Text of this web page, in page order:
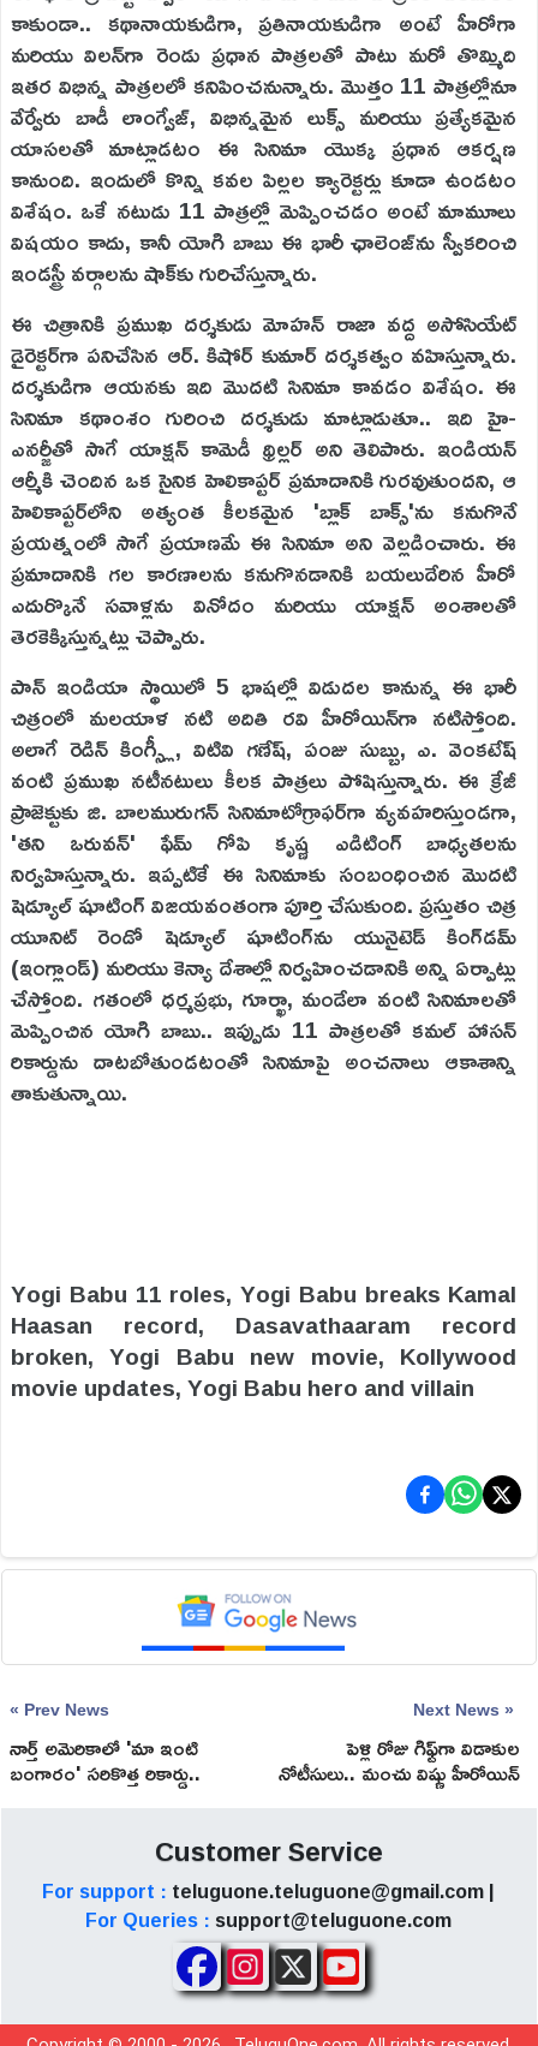
కాకుండా.. కథానాయకుడిగా, ప్రతినాయకుడిగా అంటే హీరోగా
మరియు విలన్‌గా రెండు ప్రధాన పాత్రలతో పాటు మరో తొమ్మిది
ఇతర విభిన్న పాత్రలలో కనిపించనున్నారు. మొత్తం 11 పాత్రల్లోనూ
వేర్వేరు బాడీ లాంగ్వేజ్, విభిన్నమైన లుక్స్ మరియు ప్రత్యేకమైన
యాసలతో మాట్లాడటం ఈ సినిమా యొక్క ప్రధాన ఆకర్షణ
కానుంది. ఇందులో కొన్ని కవల పిల్లల క్యారెక్టర్లు కూడా ఉండటం
విశేషం. ఒకే నటుడు 11 పాత్రల్లో మెప్పించడం అంటే మామూలు
విషయం కాదు, కానీ యోగి బాబు ఈ భారీ ఛాలెంజ్‌ను స్వీకరించి
ఇండస్ట్రీ వర్గాలను షాక్‌కు గురిచేస్తున్నారు.
ఈ చిత్రానికి ప్రముఖ దర్శకుడు మోహన్ రాజా వద్ద అసోసియేట్
డైరెక్టర్‌గా పనిచేసిన ఆర్. కిషోర్ కుమార్ దర్శకత్వం వహిస్తున్నారు.
దర్శకుడిగా ఆయనకు ఇది మొదటి సినిమా కావడం విశేషం. ఈ
సినిమా కథాంశం గురించి దర్శకుడు మాట్లాడుతూ.. ఇది హై-
ఎనర్జీతో సాగే యాక్షన్ కామెడీ థ్రిల్లర్ అని తెలిపారు. ఇండియన్
ఆర్మీకి చెందిన ఒక సైనిక హెలికాప్టర్ ప్రమాదానికి గురవుతుందని, ఆ
హెలికాప్టర్‌లోని అత్యంత కీలకమైన 'బ్లాక్ బాక్స్'ను కనుగొనే
ప్రయత్నంలో సాగే ప్రయాణమే ఈ సినిమా అని వెల్లడించారు. ఈ
ప్రమాదానికి గల కారణాలను కనుగొనడానికి బయలుదేరిన హీరో
ఎదుర్కొనే సవాళ్లను వినోదం మరియు యాక్షన్ అంశాలతో
తెరకెక్కిస్తున్నట్లు చెప్పారు.
పాన్ ఇండియా స్థాయిలో 5 భాషల్లో విడుదల కానున్న ఈ భారీ
చిత్రంలో మలయాళ నటి అదితి రవి హీరోయిన్‌గా నటిస్తోంది.
అలాగే రెడిన్ కింగ్స్లీ, విటివి గణేష్, పంజు సుబ్బు, ఎ. వెంకటేష్
వంటి ప్రముఖ నటీనటులు కీలక పాత్రలు పోషిస్తున్నారు. ఈ క్రేజీ
ప్రాజెక్టుకు జి. బాలమురుగన్ సినిమాటోగ్రాఫర్‌గా వ్యవహరిస్తుండగా,
'తని ఒరువన్' ఫేమ్ గోపి కృష్ణ ఎడిటింగ్ బాధ్యతలను
నిర్వహిస్తున్నారు. ఇప్పటికే ఈ సినిమాకు సంబంధించిన మొదటి
షెడ్యూల్ షూటింగ్ విజయవంతంగా పూర్తి చేసుకుంది. ప్రస్తుతం చిత్ర
యూనిట్ రెండో షెడ్యూల్ షూటింగ్‌ను యునైటెడ్ కింగ్‌డమ్
(ఇంగ్లాండ్) మరియు కెన్యా దేశాల్లో నిర్వహించడానికి అన్ని ఏర్పాట్లు
చేస్తోంది. గతంలో ధర్మప్రభు, గూర్ఖా, మండేలా వంటి సినిమాలతో
మెప్పించిన యోగి బాబు.. ఇప్పుడు 11 పాత్రలతో కమల్ హాసన్
రికార్డును దాటబోతుండటంతో సినిమాపై అంచనాలు ఆకాశాన్ని
తాకుతున్నాయి.
Yogi Babu 11 roles, Yogi Babu breaks Kamal
Haasan record, Dasavathaaram record
broken, Yogi Babu new movie, Kollywood
movie updates, Yogi Babu hero and villain
« Prev News
నార్త్ అమెరికాలో 'మా ఇంటి
బంగారం' స‌రికొత్త రికార్డు..
స‌మంత‌కే సాధ్య‌మైంది.!
Next News »
పెళ్లి రోజు గిఫ్ట్‌గా విడాకుల
నోటీసులు.. మంచు విష్ణు హీరోయిన్
కన్నీటి గాథ.!
Customer Service
For support : teluguone.teluguone@gmail.com |
For Queries : support@teluguone.com